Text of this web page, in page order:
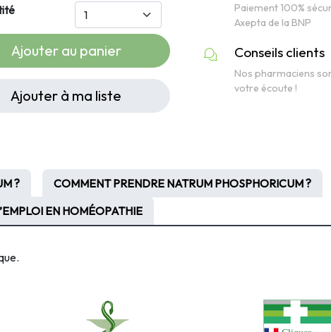
Ajouter au panier
Ajouter à ma liste
Paiement 100%
Axepta de la BNP
Conseils clients
Nos pharmaciens
votre écoute !
?
COMMENT PRENDRE NATRUM PHOSPHORICUM ?
EN HOMÉOPATHIE